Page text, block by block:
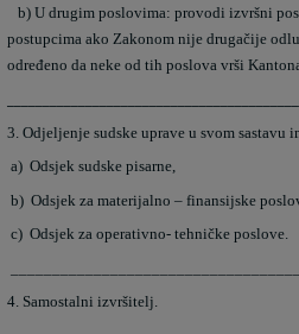
U drugim poslovima: provodi izvršni
postupcima ako Zakonom nije drugačije
određeno da neke od tih poslova vrši
3. Odjeljenje sudske uprave u svom sastavu
Odsjek sudske pisarne,
Odsjek za materijalno – finansijske
Odsjek za operativno- tehničke poslove.
4. Samostalni izvršitelj.